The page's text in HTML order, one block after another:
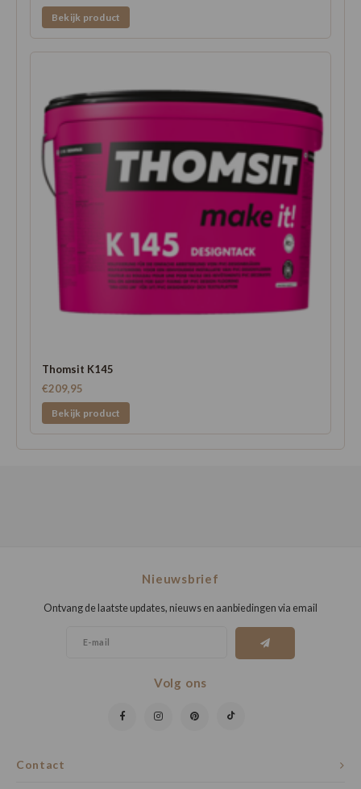
Bekijk product
Thomsit K145
€209,95
Bekijk product
Contact
Nieuwsbrief
Ontvang de laatste updates, nieuws en aanbiedingen via email
Volg ons